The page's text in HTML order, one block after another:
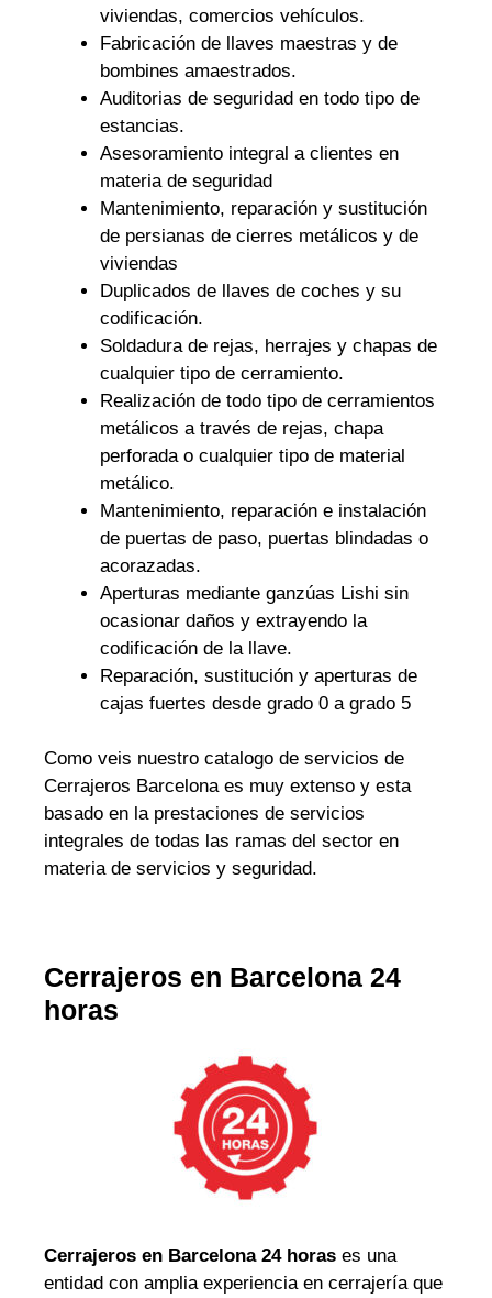
viviendas, comercios vehículos.
Fabricación de llaves maestras y de
bombines amaestrados.
Auditorias de seguridad en todo tipo de
estancias.
Asesoramiento integral a clientes en
materia de seguridad
Mantenimiento, reparación y sustitución
de persianas de cierres metálicos y de
viviendas
Duplicados de llaves de coches y su
codificación.
Soldadura de rejas, herrajes y chapas de
cualquier tipo de cerramiento.
Realización de todo tipo de cerramientos
metálicos a través de rejas, chapa
perforada o cualquier tipo de material
metálico.
Mantenimiento, reparación e instalación
de puertas de paso, puertas blindadas o
acorazadas.
Aperturas mediante ganzúas Lishi sin
ocasionar daños y extrayendo la
codificación de la llave.
Reparación, sustitución y aperturas de
cajas fuertes desde grado 0 a grado 5
Como veis nuestro catalogo de servicios de
Cerrajeros Barcelona es muy extenso y esta
basado en la prestaciones de servicios
integrales de todas las ramas del sector en
materia de servicios y seguridad.
Cerrajeros en Barcelona 24
horas
Cerrajeros en Barcelona 24 horas es una
entidad con amplia experiencia en cerrajería que